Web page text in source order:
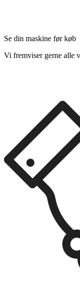
Se din maskine før køb
Vi fremviser gerne alle